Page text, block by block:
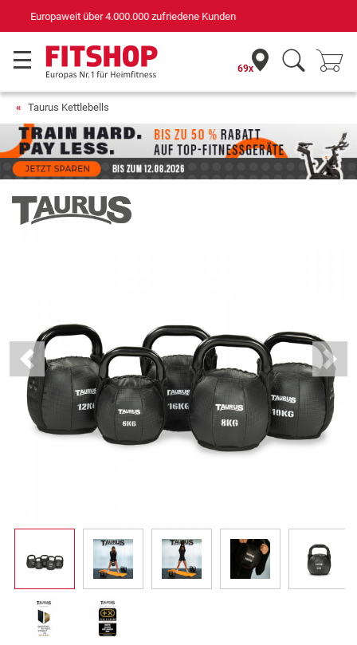
für Sportgeräte (n-tv+DISQ 2016-2024)
69x
Taurus Kettlebells
Previous Next